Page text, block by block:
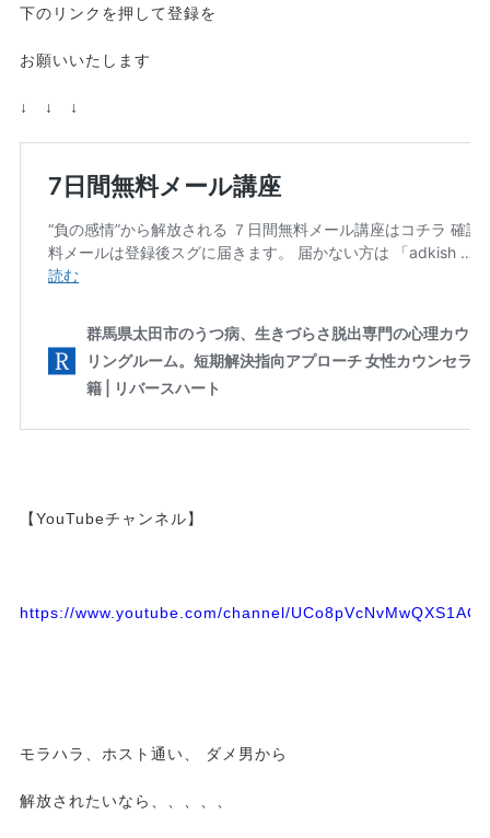
下のリンクを押して登録を
お願いいたします
↓ ↓ ↓
【YouTubeチャンネル】
https://www.youtube.com/channel/
モラハラ、ホスト通い、 ダメ男から
解放されたいなら、、、、、